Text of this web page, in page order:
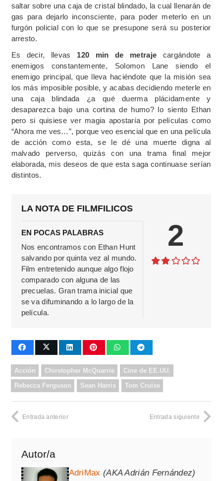
saltar sobre una caja de cristal blindado, la cual llenarán de
gas para dejarlo inconsciente, para poder meterlo en un
furgón policial con lo que se presupone será su posterior
arresto.
Es decir, llevas
120 min de metraje cargándote a
enemigos constantemente, Solomon Lane siendo el
enemigo principal, que lleva haciéndote que la misión sea
los más imposible posible, y acabas decidiendo meterle en
una caja blindada ¿a qué duerma plácidamente y
desaparezca bajo una cortina de humo? lo siento Ethan
pero si quisiese ver magia apostaría por películas como
“Ahora me ves…”, porque veo esencial que en una película
de acción como esta, se le dé una muerte digna al
malvado perverso, quizás con una trama final mejor
elaborada, mis deseos de que esta saga continuase serían
distintos.
LA NOTA DE FILMFILICOS
EN POCAS PALABRAS
Nos encontramos con Ethan Hunt
salvando por quinta vez al mundo.
Film entretenido aunque algo flojo
comparado con alguna de las
precuelas. Gran trama inicial que
se va difuminando a lo largo de la
película.
2
Acción Chirstopher McQuarrie Cine de EE.UU.
Rebecca Ferguson Sean Harris Tom Cruise
Entrada anterior Entrada siguiente
Autor/a
AdriMax (AKA Adrián Fernández)